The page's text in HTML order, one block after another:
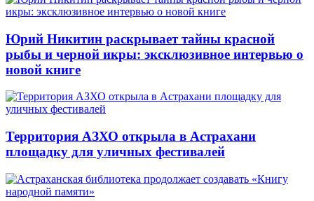
Юрий Никитин раскрывает тайны красной
рыбы и черной икры: эксклюзивное интервью о
новой книге
Территория АЗХО открыла в Астрахани
площадку для уличных фестивалей